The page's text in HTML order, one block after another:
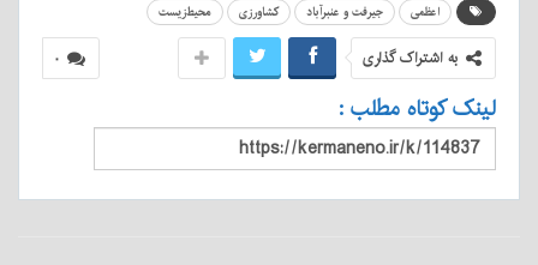
اعظمی جیرفت و عنبرآباد کشاورزی محیط‌زیست
۰ به اشتراک گذاری
لینک کوتاه مطلب :